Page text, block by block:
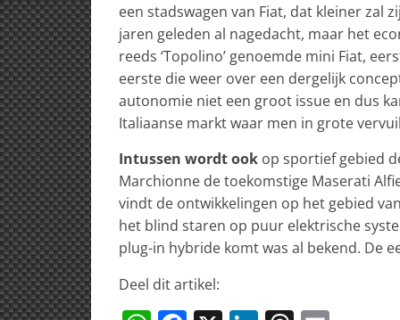
een stadswagen van Fiat, dat kleiner zal
jaren geleden al nagedacht, maar het
reeds ‘Topolino’ genoemde mini Fiat,
eerste die weer over een dergelijk
autonomie niet een groot issue en dus
Italiaanse markt waar men in grote
Intussen wordt ook op sportief gebied
Marchionne de toekomstige Maserati
vindt de ontwikkelingen op het gebied
het blind staren op puur elektrische
plug-in hybride komt was al bekend. De
Deel dit artikel: